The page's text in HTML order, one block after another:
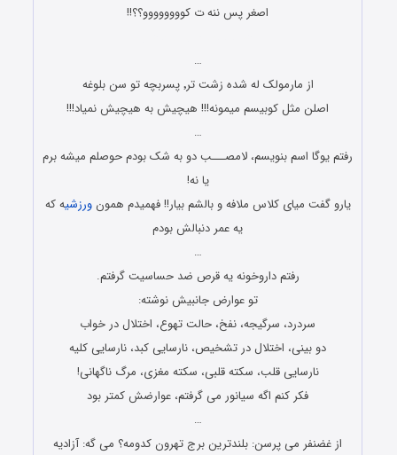
اصغر پس ننه ت کوووووووو؟؟!!
…
از مارمولک له شده زشت تر٬ پسربچه تو سن بلوغه
اصلن مثل کوبیسم میمونه!!! هیچیش به هیچیش نمیاد!!!
…
رفتم یوگا اسم بنویسم، لامصـــب دو به شک بودم حوصلم میشه برم
یا نه!
یارو گفت میای کلاس ملافه و بالشم بیار!! فهمیدم همونورزشیه که
یه عمر دنبالش بودم
…
رفتم داروخونه یه قرص ضد حساسیت گرفتم.
تو عوارض جانبیش نوشته:
سردرد، سرگیجه، نفخ، حالت تهوع، اختلال در خواب
دو بینی، اختلال در تشخیص، نارسایی کبد، نارسایی کلیه
نارسایی قلب، سکته قلبی، سکته مغزی، مرگ ناگهانی!
فکر کنم اگه سیانور می گرفتم، عوارضش کمتر بود
…
از غضنفر می پرسن: بلندترین برج تهرون کدومه؟ می گه: آزادیه